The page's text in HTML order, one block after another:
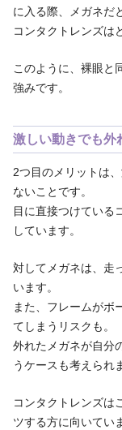
に入る際、メガネだ
コンタクトレンズは
このように、裸眼と
強みです。
激しい動きでも外
2つ目のメリットは
ないことです。
目に直接つけている
しています。
対してメガネは、走
います。
また、フレームがボ
てしまうリスクも。
外れたメガネが自分
うケースも考えられ
コンタクトレンズは
ツする方に向いてい